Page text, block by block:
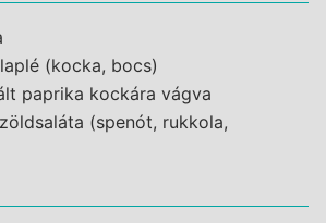
(kocka, bocs)
paprika kockára vágva
(spenót, rukkola,